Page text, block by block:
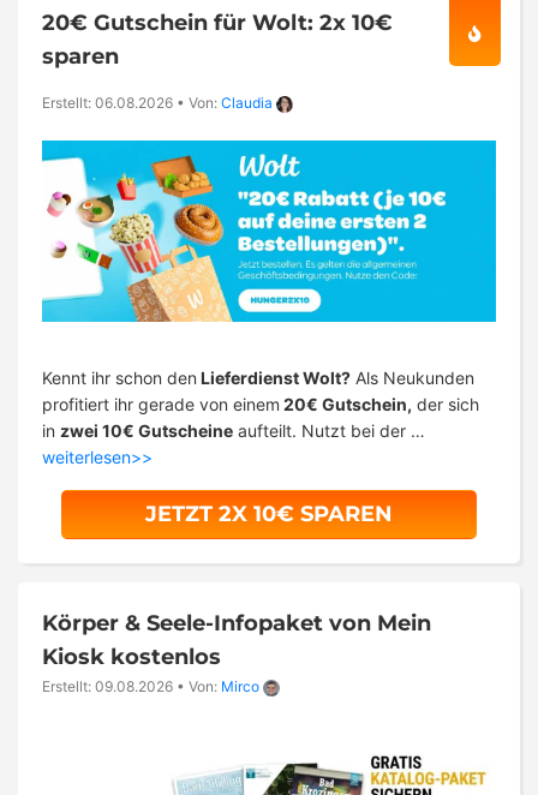
20€ Gutschein für Wolt: 2x 10€
sparen
Erstellt: 06.08.2026 • Von: Claudia
Kennt ihr schon den Lieferdienst Wolt? Als Neukunden
profitiert ihr gerade von einem 20€ Gutschein, der sich
in zwei 10€ Gutscheine aufteilt. Nutzt bei der …
weiterlesen>>
JETZT 2X 10€ SPAREN
Körper & Seele-Infopaket von Mein
Kiosk kostenlos
Erstellt: 09.08.2026 • Von: Mirco